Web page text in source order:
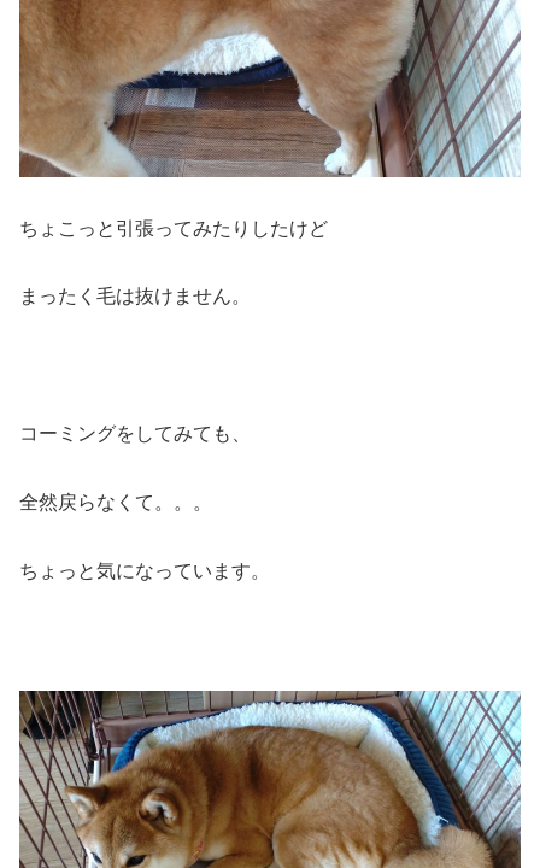
ちょこっと引張ってみたりしたけど
まったく毛は抜けません。
コーミングをしてみても、
全然戻らなくて。。。
ちょっと気になっています。